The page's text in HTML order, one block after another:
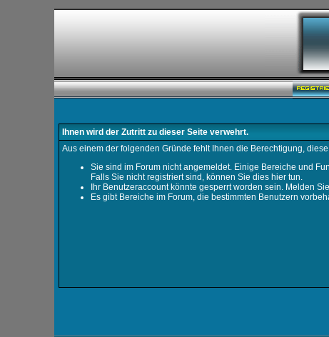
Ihnen wird der Zutritt zu dieser Seite verwehrt.
Aus einem der folgenden Gründe fehlt Ihnen die Berechtigung,
Sie sind im Forum nicht angemeldet. Einige Bereiche und
Falls Sie nicht registriert sind, können Sie dies hier tun.
Ihr Benutzeraccount könnte gesperrt worden sein. Melden
Es gibt Bereiche im Forum, die bestimmten Benutzern